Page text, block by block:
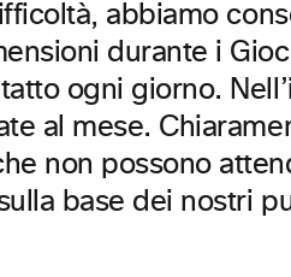
abbiamo
durante i
ogni giorno.
al mese.
non possono
base dei nostri